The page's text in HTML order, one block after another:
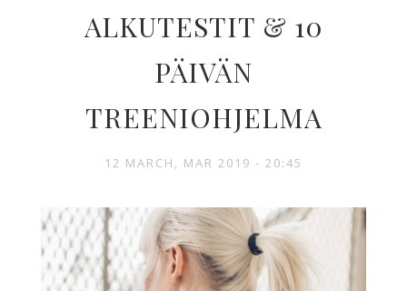
ALKUTESTIT & 10
PÄIVÄN
TREENIOHJELMA
12 MARCH, MAR 2019 - 20:45